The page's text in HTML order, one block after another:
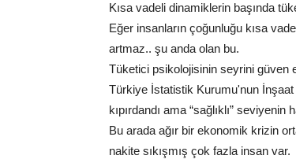
Kısa vadeli dinamiklerin başında
Eğer insanların çoğunluğu kısa
artmaz.. şu anda olan bu.
Tüketici psikolojisinin seyrini güven
Türkiye İstatistik Kurumu'nun
kıpırdandı ama “sağlıklı” seviyenin
Bu arada ağır bir ekonomik krizin
nakite sıkışmış çok fazla insan var.